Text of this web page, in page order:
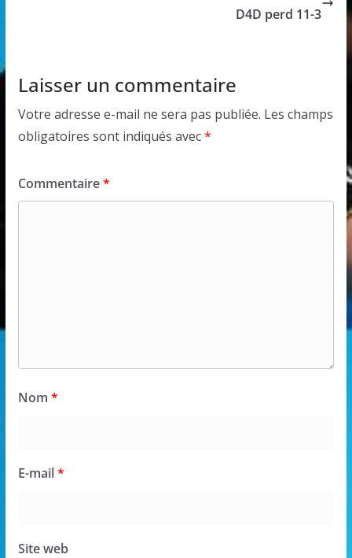
D4D perd 11-3
Laisser un commentaire
Votre adresse e-mail ne sera pas publiée. Les champs
obligatoires sont indiqués avec*
Commentaire*
Nom *
E-mail*
Site web